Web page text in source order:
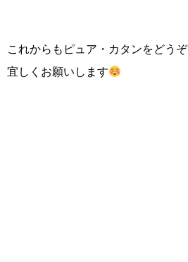
これからもピュア・カタンをどうぞ
宜しくお願いします